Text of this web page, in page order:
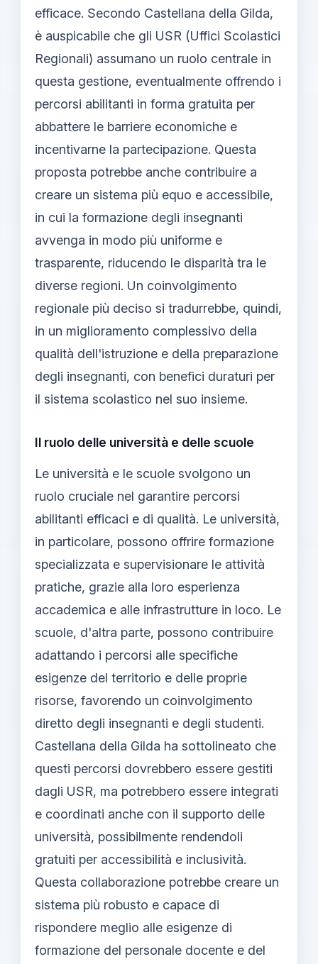
efficace. Secondo Castellana della Gilda,
è auspicabile che gli USR (Uffici Scolastici
Regionali) assumano un ruolo centrale in
questa gestione, eventualmente offrendo i
percorsi abilitanti in forma gratuita per
abbattere le barriere economiche e
incentivarne la partecipazione. Questa
proposta potrebbe anche contribuire a
creare un sistema più equo e accessibile,
in cui la formazione degli insegnanti
avvenga in modo più uniforme e
trasparente, riducendo le disparità tra le
diverse regioni. Un coinvolgimento
regionale più deciso si tradurrebbe, quindi,
in un miglioramento complessivo della
qualità dell'istruzione e della preparazione
degli insegnanti, con benefici duraturi per
il sistema scolastico nel suo insieme.
Il ruolo delle università e delle scuole
Le università e le scuole svolgono un
ruolo cruciale nel garantire percorsi
abilitanti efficaci e di qualità. Le università,
in particolare, possono offrire formazione
specializzata e supervisionare le attività
pratiche, grazie alla loro esperienza
accademica e alle infrastrutture in loco. Le
scuole, d'altra parte, possono contribuire
adattando i percorsi alle specifiche
esigenze del territorio e delle proprie
risorse, favorendo un coinvolgimento
diretto degli insegnanti e degli studenti.
Castellana della Gilda ha sottolineato che
questi percorsi dovrebbero essere gestiti
dagli USR, ma potrebbero essere integrati
e coordinati anche con il supporto delle
università, possibilmente rendendoli
gratuiti per accessibilità e inclusività.
Questa collaborazione potrebbe creare un
sistema più robusto e capace di
rispondere meglio alle esigenze di
formazione del personale docente e del